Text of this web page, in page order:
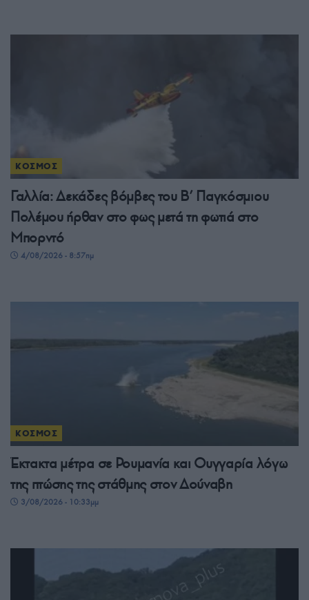
ΚΟΣΜΟΣ
Γαλλία: Δεκάδες βόμβες του Β’ Παγκόσμιου
Πολέμου ήρθαν στο φως μετά τη φωτιά στο
Μπορντό
4/08/2026 - 8:57πμ
ΚΟΣΜΟΣ
Έκτακτα μέτρα σε Ρουμανία και Ουγγαρία λόγω
της πτώσης της στάθμης στον Δούναβη
3/08/2026 - 10:33μμ